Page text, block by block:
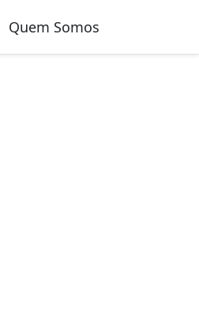
Quem Somos